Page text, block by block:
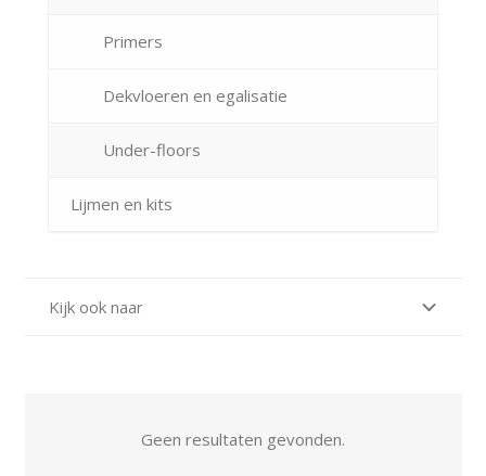
Primers
Dekvloeren en egalisatie
Under-floors
Lijmen en kits
Kijk ook naar
Geen resultaten gevonden.